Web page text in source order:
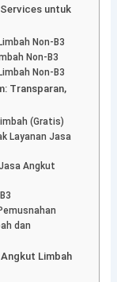
untuk
Non-B3
Non-B3
Non-B3
Transparan,
(Gratis)
Layanan Jasa
Angkut
dan
Limbah